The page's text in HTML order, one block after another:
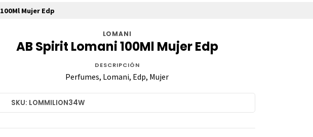
Mujer Edp
LOMANI
AB Spirit Lomani 100Ml Mujer Edp
DESCRIPCIÓN
Perfumes, Lomani, Edp, Mujer
SKU: LOMMILION34W